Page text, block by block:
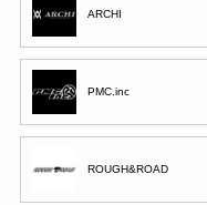
ARCHI
PMC.inc
ROUGH&ROAD